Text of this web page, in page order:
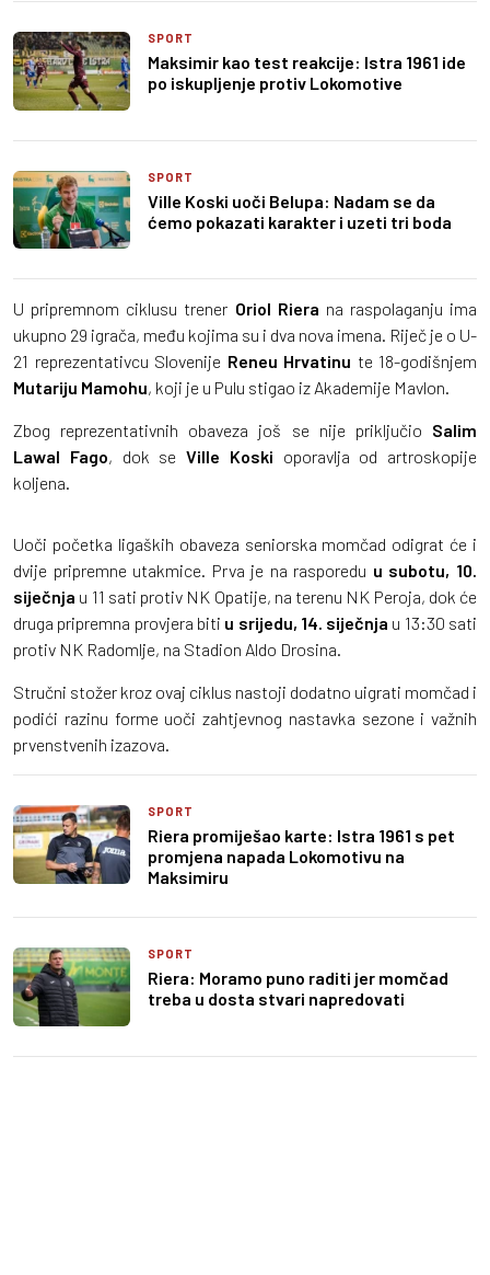
SPORT
Maksimir kao test reakcije: Istra 1961 ide
po iskupljenje protiv Lokomotive
SPORT
Ville Koski uoči Belupa: Nadam se da
ćemo pokazati karakter i uzeti tri boda
U pripremnom ciklusu trener Oriol Riera na raspolaganju ima
ukupno 29 igrača, među kojima su i dva nova imena. Riječ je o U-
21 reprezentativcu Slovenije Reneu Hrvatinu te 18-godišnjem
Mutariju Mamohu, koji je u Pulu stigao iz Akademije Mavlon.
Zbog reprezentativnih obaveza još se nije priključio Salim
Lawal Fago, dok se Ville Koski oporavlja od artroskopije
koljena.
Uoči početka ligaških obaveza seniorska momčad odigrat će i
dvije pripremne utakmice. Prva je na rasporedu u subotu, 10.
siječnja u 11 sati protiv NK Opatije, na terenu NK Peroja, dok će
druga pripremna provjera biti u srijedu, 14. siječnja u 13:30 sati
protiv NK Radomlje, na Stadion Aldo Drosina.
Stručni stožer kroz ovaj ciklus nastoji dodatno uigrati momčad i
podići razinu forme uoči zahtjevnog nastavka sezone i važnih
prvenstvenih izazova.
SPORT
Riera promiješao karte: Istra 1961 s pet
promjena napada Lokomotivu na
Maksimiru
SPORT
Riera: Moramo puno raditi jer momčad
treba u dosta stvari napredovati